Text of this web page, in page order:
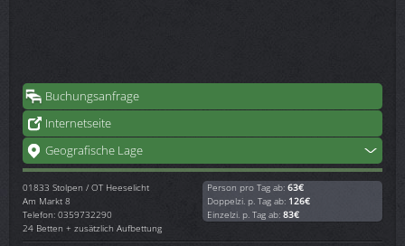
Buchungsanfrage
Internetseite
Geografische Lage
01833 Stolpen / OT Heeselicht
Am Markt 8
Telefon: 0359732290
24 Betten + zusätzlich Aufbettung
Person pro Tag ab: 63€
Doppelzi. p. Tag ab: 126€
Einzelzi. p. Tag ab: 83€